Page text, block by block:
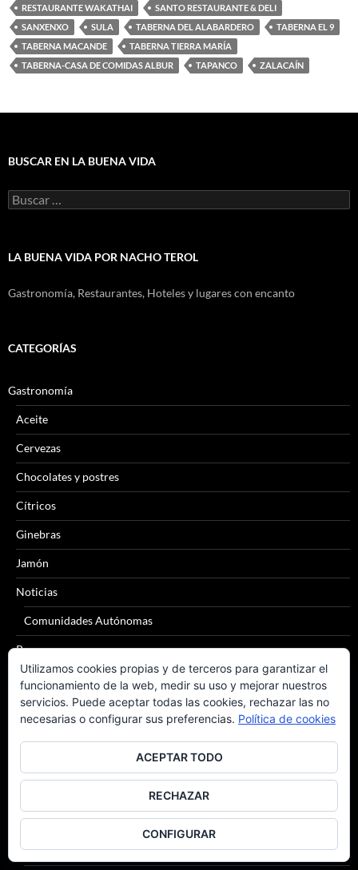
RESTAURANTE WAKATHAI
SANTO RESTAURANTE & DELI
SANXENXO
SULA TABERNA DEL ALABARDERO
TABERNA EL 9
TABERNA MACANDE
TABERNA TIERRA MARÍA
TABERNA-CASA DE COMIDAS ALBUR
TAPANCO ZALACAÍN
BUSCAR EN LA BUENA VIDA
Buscar:
LA BUENA VIDA POR NACHO TEROL
Gastronomía, Restaurantes, Hoteles y lugares con encanto
CATEGORÍAS
Gastronomía
Aceite
Cervezas
Chocolates y postres
Cítricos
Ginebras
Jamón
Noticias
Comunidades Autónomas
Pan
Quesos
Sidra
Alicante
Bierzo
Utilizamos cookies propias y de terceros para garantizar el
funcionamiento de la web, medir su uso y mejorar nuestros
servicios. Puede aceptar todas las cookies, rechazar las no
necesarias o configurar sus preferencias. Política de cookies
ACEPTAR TODO
RECHAZAR
CONFIGURAR